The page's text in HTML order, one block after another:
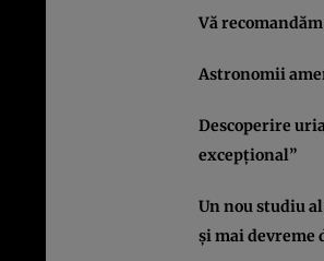
Vă
Astronomii
Descoperire
excepţional”
Un nou studiu
şi mai devreme